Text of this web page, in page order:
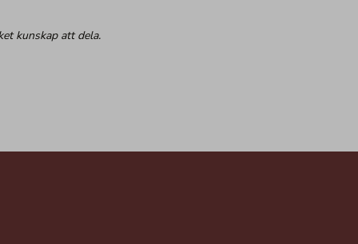
kunskap att dela.